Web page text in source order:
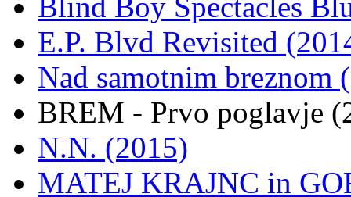
Blind Boy Spectacles
E.P. Blvd Revisited
Nad samotnim breznom
BREM - Prvo poglavje
N.N. (2015)
MATEJ KRAJNC in